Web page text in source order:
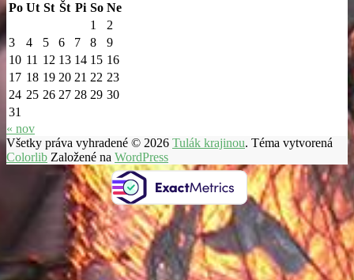
Po Ut St Št Pi So Ne
1
2
3
4 5 6 7 8
9
10 11 12 13 14 15 16
17 18 19 20 21 22 23
24 25 26 27 28 29 30
31
« nov
Všetky práva vyhradené © 2026 Tulák krajinou. Téma vytvorená
Colorlib Založené na WordPress